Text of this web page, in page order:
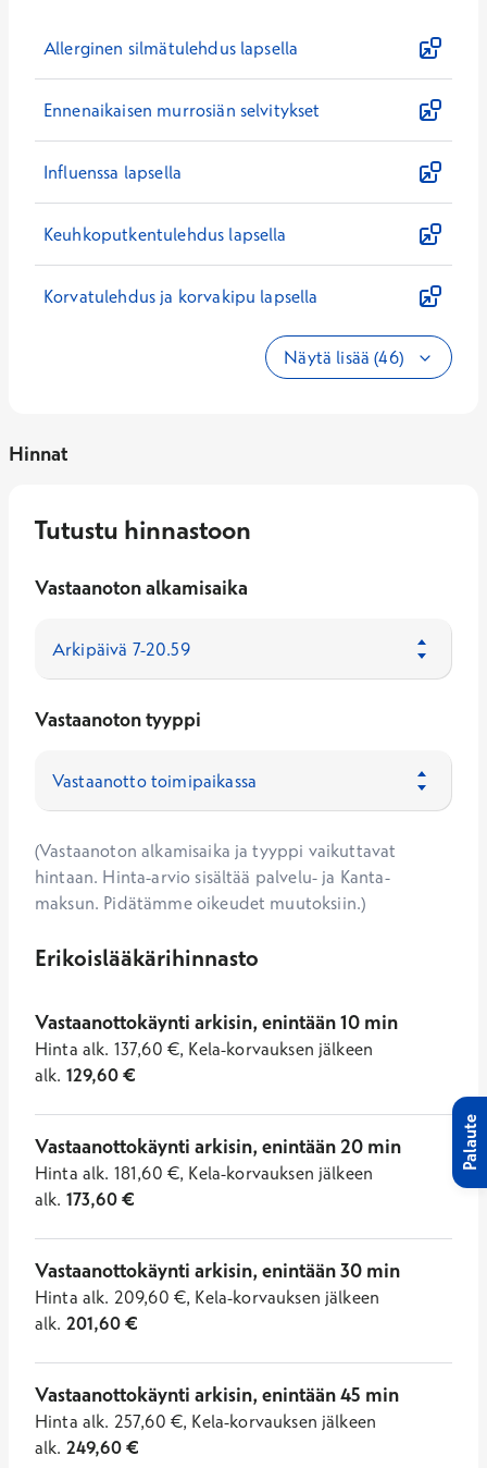
Allerginen silmätulehdus lapsella
Ennenaikaisen murrosiän selvitykset
Influenssa lapsella
Keuhkoputkentulehdus lapsella
Korvatulehdus ja korvakipu lapsella
Näytä lisää (46)
Hinnat
Tutustu hinnastoon
Vastaanoton alkamisaika
Vastaanoton tyyppi
(Vastaanoton alkamisaika ja tyyppi vaikuttavat
hintaan. Hinta-arvio sisältää palvelu- ja Kanta-
maksun. Pidätämme oikeudet muutoksiin.)
Erikoislääkärihinnasto
Vastaanottokäynti arkisin, enintään 10 min
Hinta alk. 137,60 €, Kela-korvauksen jälkeen
alk. 129,60€
Vastaanottokäynti arkisin, enintään 20 min
Hinta alk. 181,60 €, Kela-korvauksen jälkeen
alk. 173,60€
Vastaanottokäynti arkisin, enintään 30 min
Hinta alk. 209,60 €, Kela-korvauksen jälkeen
alk. 201,60€
Vastaanottokäynti arkisin, enintään 45 min
Hinta alk. 257,60 €, Kela-korvauksen jälkeen
alk. 249,60€
Palaute